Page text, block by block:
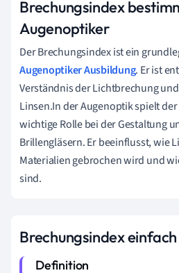
Brechungsindex
Augenoptiker
Der Brechungsindex ist ein
Augenoptiker Ausbildung. Er ist
Verständnis der Lichtbrechung
Linsen.In der Augenoptik spielt
wichtige Rolle bei der Gestaltung
Brillengläsern. Er beeinflusst, wie
Materialien gebrochen wird und
sind.
Brechungsindex